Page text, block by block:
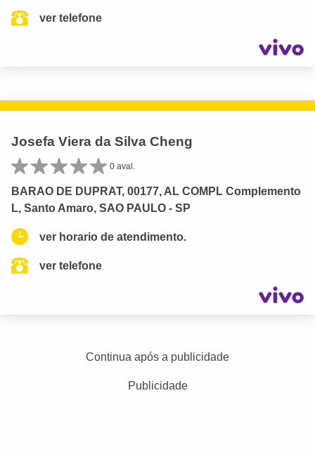
ver telefone
Josefa Viera da Silva Cheng
0 aval.
BARAO DE DUPRAT, 00177, AL COMPL Complemento
L, Santo Amaro, SAO PAULO - SP
ver horario de atendimento.
ver telefone
Continua após a publicidade
Publicidade